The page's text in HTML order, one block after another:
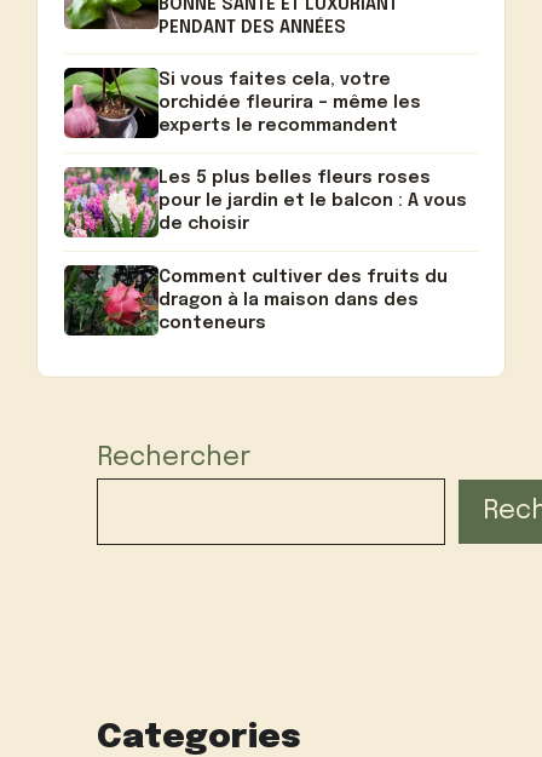
BONNE SANTÉ ET LUXURIANT
PENDANT DES ANNÉES
Si vous faites cela, votre
orchidée fleurira – même les
experts le recommandent
Les 5 plus belles fleurs roses
pour le jardin et le balcon : A vous
de choisir
Comment cultiver des fruits du
dragon à la maison dans des
conteneurs
Rechercher
Categories